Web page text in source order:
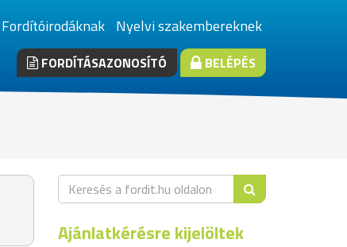
Fordítóirodáknak Nyelvi szakembereknek
FORDÍTÁSAZONOSÍTÓ BELÉPÉS
Ajánlatkérésre kijelöltek